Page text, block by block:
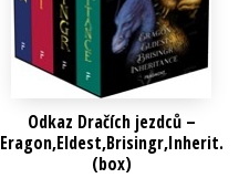
Odkaz Dračích jezdců –
Eragon,Eldest,Brisingr,Inherit.
(box)